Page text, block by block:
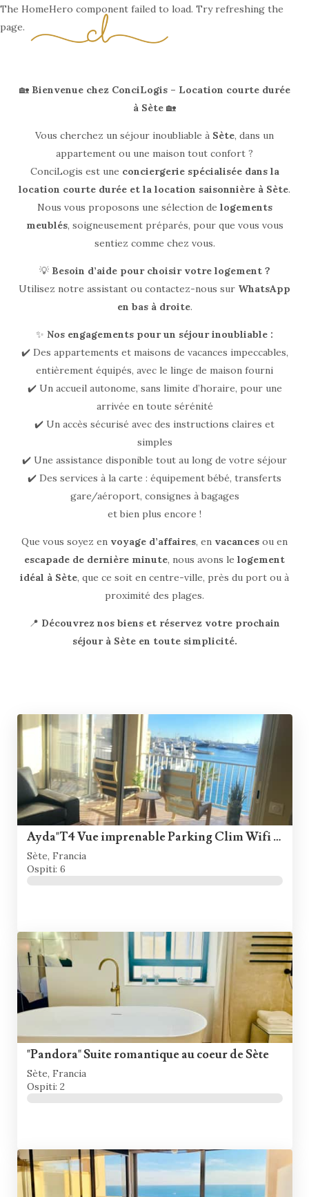
Home
Esperienze uniche
Proprietari ✍︎ ▾
Viaggiatori ▾
The HomeHero component failed to load. Try refreshing the
page.
🏡 Bienvenue chez ConciLogis – Location courte durée
à Sète 🏡
Vous cherchez un séjour inoubliable à Sète, dans un
appartement ou une maison tout confort ?
ConciLogis est une conciergerie spécialisée dans la
location courte durée et la location saisonnière à Sète.
Nous vous proposons une sélection de logements
meublés, soigneusement préparés, pour que vous vous
sentiez comme chez vous.
💡 Besoin d’aide pour choisir votre logement ?
Utilisez notre assistant ou contactez-nous sur WhatsApp
en bas à droite.
✨ Nos engagements pour un séjour inoubliable :
✔️ Des appartements et maisons de vacances impeccables,
entièrement équipés, avec le linge de maison fourni
✔️ Un accueil autonome, sans limite d’horaire, pour une
arrivée en toute sérénité
✔️ Un accès sécurisé avec des instructions claires et
simples
✔️ Une assistance disponible tout au long de votre séjour
✔️ Des services à la carte : équipement bébé, transferts
gare/aéroport, consignes à bagages
et bien plus encore !
Que vous soyez en voyage d’affaires, en vacances ou en
escapade de dernière minute, nous avons le logement
idéal à Sète, que ce soit en centre-ville, près du port ou à
proximité des plages.
📍 Découvrez nos biens et réservez votre prochain
séjour à Sète en toute simplicité.
Ayda"T4 Vue imprenable Parking Clim Wifi Terrasse
Sète, Francia
Ospiti: 6
"Pandora" Suite romantique au coeur de Sète
Sète, Francia
Ospiti: 2